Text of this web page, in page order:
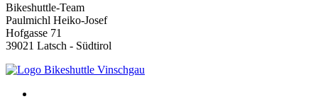
Bikeshuttle-Team
Paulmichl Heiko-Josef
Hofgasse 71
39021 Latsch - Südtirol